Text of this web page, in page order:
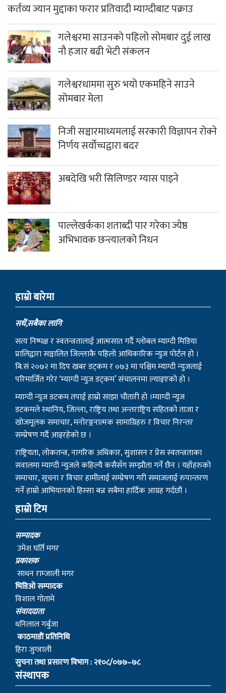
कर्तव्य ज्यान मुद्दाका फरार प्रतिवादी म्याग्दीबाट पक्राउ
गलेश्वरमा साउनको पहिलो सोमबार दुई लाख
नौ हजार बढी भेटी संकलन
गलेश्वरधाममा सुरु भयो एकमहिने साउने
सोमबार मेला
निजी सञ्चारमाध्यमलाई सरकारी विज्ञापन रोक्ने
निर्णय सर्वोच्चद्वारा बदर
अबदेखि भरी सिलिण्डर ग्यास पाइने
पाल्लेखर्कका शताब्दी पार गरेका ज्येष्ठ
अभिभावक छन्त्यालको निधन
हाम्राे बारेमा
सधैं,सबैका लागि
सत्य निष्पक्ष र स्वतन्त्रतालाई आत्मसात गर्दै ग्लोबल म्याग्दी मिडिया
प्रालिद्वारा सञ्चालित जिल्लाकै पहिलो आधिकारिक न्युज पोर्टल हो ।
बि.सं २०७२ मा दिप खबर डट्कम र ०७३ मा पश्चिम म्याग्दी न्युजलाई
परिमार्जित गरेर ‘म्याग्दी न्युज डट्कम’ संचालनमा ल्याइएको हो ।
म्याग्दी न्युज डटकम तपाई हाम्रो साझा चौतारी हो ।म्याग्दी न्युज
डटकमले स्थानिय, जिल्ला, राष्ट्रिय तथा अन्तराष्ट्रिय सहितको ताजा र
खोजमूलक समाचार, मनोरञ्जनात्मक सामाग्रिहरु र विचार निरन्तर
सम्प्रेषण गर्दै आइरहेको छ ।
राष्ट्रियता, लोकतन्त्र, नागरिक अधिकार, सुशासन र प्रेस स्वतन्त्रताका
सवालमा म्याग्दी न्युजले कहिल्यै कसैसँग सम्झौता गर्ने छैन । यहाँहरुको
समाचार, सूचना र विचार हामीलाई सम्प्रेषण गरी समाजलाई रुपान्तरण
गर्ने हाम्रो आभियानको हिस्सा बन्न सबैमा हार्दिक आग्रह गर्दछौं ।
हाम्रो टिम
सम्पादक
उमेश घर्ति मगर
प्रकाशक
साधन राम्जाली मगर
भिडिओ सम्पादक
विशाल गोतामे
स‌ंवाददाता
धनिलाल गर्बुजा
काठमाडाैं प्रतिनिधि
हिरा जुग्जाली
सुचना तथा प्रसारण विभाग : २१०८/०७७–७८
संस्थापक